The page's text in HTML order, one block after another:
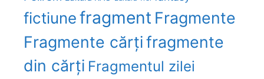
fictiunefragment Fragmente
Fragmente cărțifragmente
din cărți Fragmentul zilei